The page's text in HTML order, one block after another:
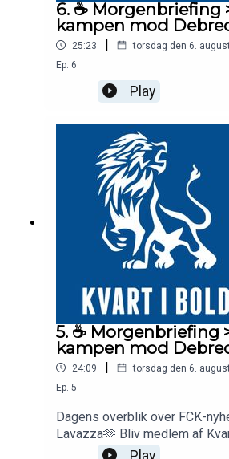
6. ☕️ Morgenbriefing
kampen mod
25:23 | torsdag den 6.
Ep. 6
Play
5. ☕️ Morgenbriefing
kampen mod
24:09 | torsdag den 6.
Ep. 5
Dagens overblik over FCK-
Lavazza🫶 Bliv medlem af
adgang til vores
Play